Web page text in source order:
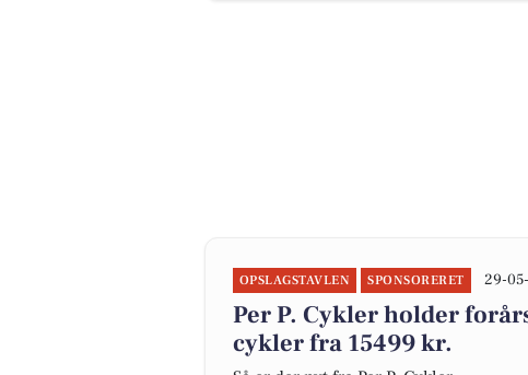
OPSLAGSTAVLEN SPONSORERET 29-
Per P. Cykler holder
cykler fra 15499 kr.